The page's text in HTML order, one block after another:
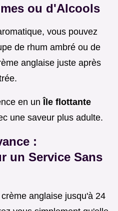
ou d'Alcools
vous pouvez
de rhum ambré ou de
anglaise juste après
en unÎle flottante
une saveur plus adulte.
:
un Service Sans
anglaise jusqu'à 24